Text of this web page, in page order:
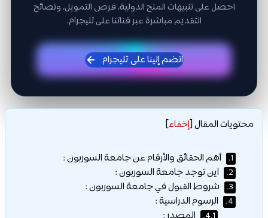
احصل على تنبيهات المنح الدولية، فرص التمويل، ونصائح
التقديم مباشرة عبر قناتنا على تليجرام.
انضم إلينا على تليجرام
محتويات المقال[إخفاء]
1. أهم الحقائق والأرقام عن جامعة السوربون :
2. اين توجد جامعة السوربون :
3. شروط القبول في جامعة السوربون :
4. الرسوم الدراسية :